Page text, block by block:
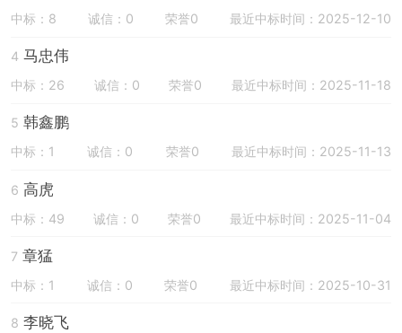
中标：8 诚信：0 荣誉0 最近中标时间：2025-12-10
4 马忠伟
中标：26 诚信：0 荣誉0 最近中标时间：2025-11-18
5 韩鑫鹏
中标：1 诚信：0 荣誉0 最近中标时间：2025-11-13
6 高虎
中标：49 诚信：0 荣誉0 最近中标时间：2025-11-04
7 章猛
中标：1 诚信：0 荣誉0 最近中标时间：2025-10-31
8 李晓飞